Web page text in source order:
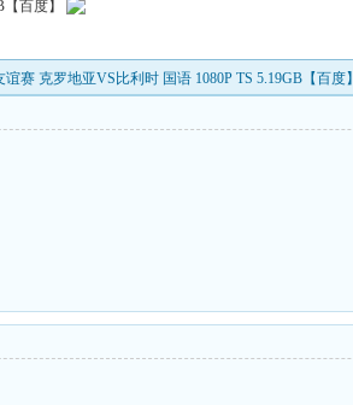
百度】
赛 克罗地亚VS比利时 国语 1080P TS 5.19GB【百度】